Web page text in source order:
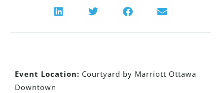
Event Location: Courtyard by Marriott Ottawa
Downtown